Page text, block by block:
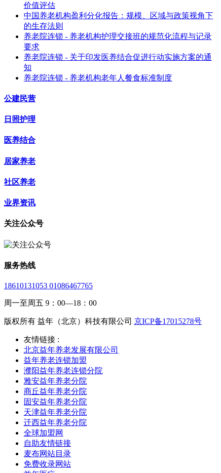
价值评估
中国养老机构盈利分化报告：规模、区域与政策视角下
的生存法则
养老院连锁 - 养老机构护理交接班的规范化流程与记录
要求
养老院连锁 - 关于印发医养结合促进行动实施方案的通
知
养老院连锁 - 养老机构老年人餐食标准制度
公建民营
日照护理
医养结合
居家养老
社区养老
业界资讯
关注公众号
服务热线
18610131053 01086467765
周一至周五 9：00—18：00
版权所有 益年（北京）科技有限公司 京ICP备17015278号
友情链接 :
北京益年养老发展有限公司
益年养老连锁加盟
濮阳益年养老连锁分院
雅安益年养老分院
商丘益年养老分院
固安益年养老分院
天津益年养老分院
迁西益年养老分院
全球加盟网
自助友情链接
麦布网站目录
免费收录网站